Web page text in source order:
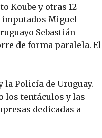
Koube y otras 12
imputados Miguel
Sebastián
de forma paralela. El
la Policía de Uruguay.
los tentáculos y las
dedicadas a